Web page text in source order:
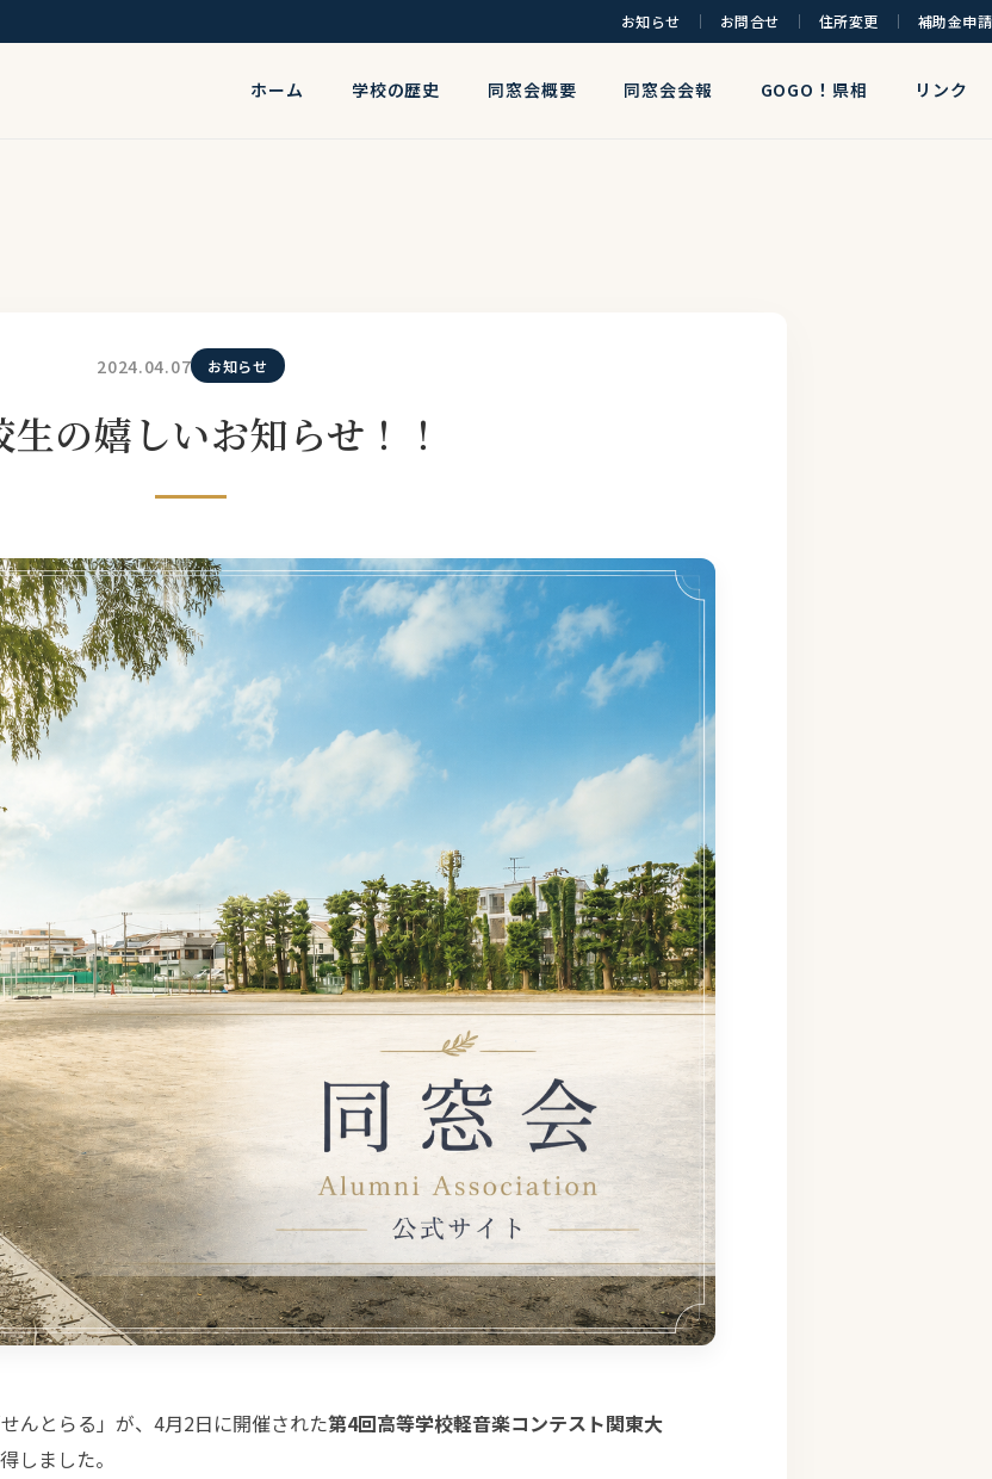
お知らせ お問合せ 住所変更 補助金申請
ホーム 学校の歴史 同窓会概要 同窓会会報 GOGO！県相 リンク
2024.04.07 お知らせ
生の嬉しいお知らせ！！
んとらる」が、4月2日に開催された第4回高等学校軽音楽コンテスト関東大
しました。